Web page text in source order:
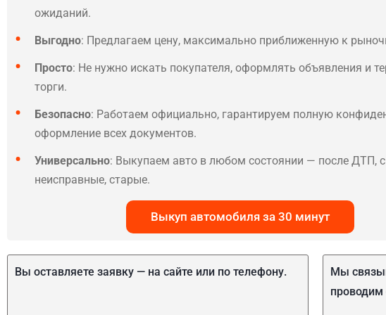
ожиданий.
Выгодно: Предлагаем цену, максимально приближенную к
Просто: Не нужно искать покупателя, оформлять объявления и
торги.
Безопасно: Работаем официально, гарантируем полную
оформление всех документов.
Универсально: Выкупаем авто в любом состоянии — после ДТП,
неисправные, старые.
Выкуп автомобиля за 30 минут
Вы оставляете заявку — на сайте или по телефону.
Мы
проводим